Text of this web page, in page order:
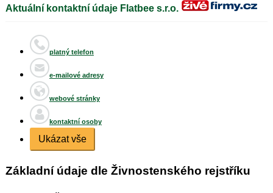
Aktuální kontaktní údaje Flatbee s.r.o.
platný telefon
e-mailové adresy
webové stránky
kontaktní osoby
Ukázat vše
Základní údaje dle Živnostenského rejstříku